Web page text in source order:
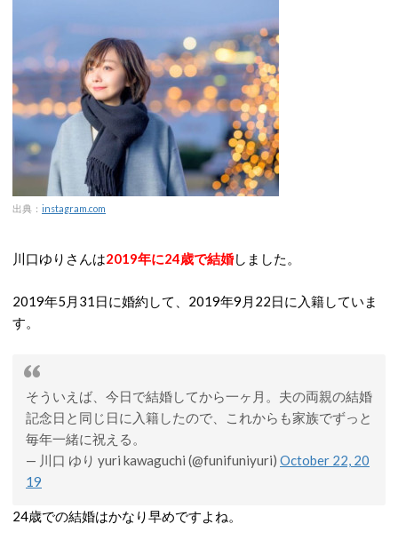
出典： instagram.com
川口ゆりさんは2019年に24歳で結婚しました。
2019年5月31日に婚約して、2019年9月22日に入籍していま
す。
そういえば、今日で結婚してから一ヶ月。夫の両親の結婚
記念日と同じ日に入籍したので、これからも家族でずっと
毎年一緒に祝える。
— 川口 ゆり yuri kawaguchi (@funifuniyuri) October 22, 20
19
24歳での結婚はかなり早めですよね。